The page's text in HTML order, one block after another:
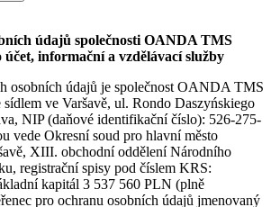
údajů společnosti OANDA TMS
informační a vzdělávací služby
osobních údajů je společnost OANDA TMS
ve Varšavě, ul. Rondo Daszyńskiego
NIP (daňové identifikační číslo): 526-275-
vede Okresní soud pro hlavní město
XIII. obchodní oddělení Národního
registrační spisy pod číslem KRS:
kapitál 3 537 560 PLN (plně
pro ochranu osobních údajů jmenovaný